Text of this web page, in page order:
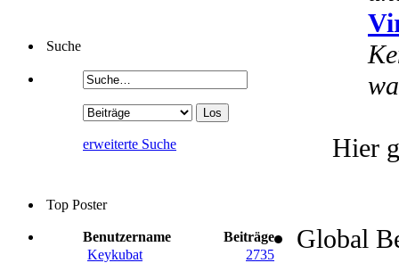
Suche
erweiterte Suche
Top Poster
Benutzername
Beiträge
Keykubat
2735
Hier
Global